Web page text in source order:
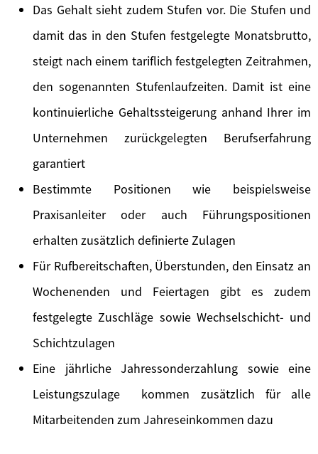
Das Gehalt sieht zudem Stufen vor. Die Stufen und
damit das in den Stufen festgelegte Monatsbrutto,
steigt nach einem tariflich festgelegten Zeitrahmen,
den sogenannten Stufenlaufzeiten. Damit ist eine
kontinuierliche Gehaltssteigerung anhand Ihrer im
Unternehmen zurückgelegten Berufserfahrung
garantiert
Bestimmte Positionen wie beispielsweise
Praxisanleiter oder auch Führungspositionen
erhalten zusätzlich definierte Zulagen
Für Rufbereitschaften, Überstunden, den Einsatz an
Wochenenden und Feiertagen gibt es zudem
festgelegte Zuschläge sowie Wechselschicht- und
Schichtzulagen
Eine jährliche Jahressonderzahlung sowie eine
Leistungszulage kommen zusätzlich für alle
Mitarbeitenden zum Jahreseinkommen dazu